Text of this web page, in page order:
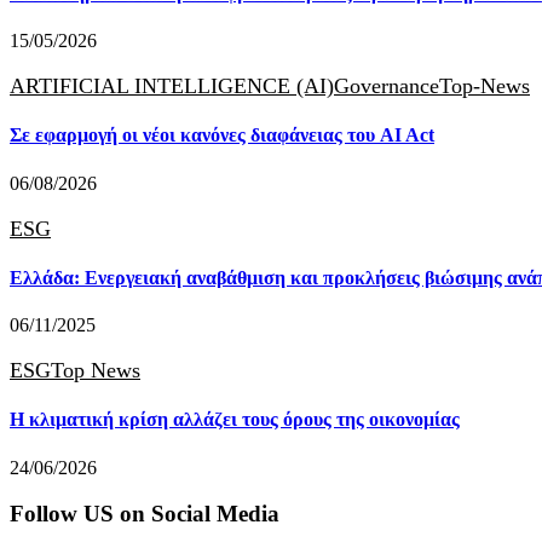
15/05/2026
ARTIFICIAL INTELLIGENCE (AI)GovernanceTop-News
Σε εφαρμογή οι νέοι κανόνες διαφάνειας του AI Act
06/08/2026
ESG
Ελλάδα: Ενεργειακή αναβάθμιση και προκλήσεις βιώσιμης
06/11/2025
ESGTop News
Η κλιματική κρίση αλλάζει τους όρους της οικονομίας
24/06/2026
Follow US on Social Media